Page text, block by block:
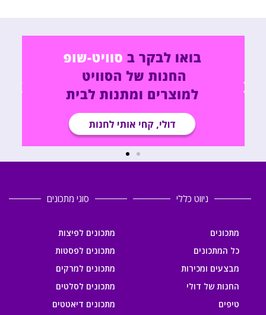
ניווט כללי
מתכונים
כל המתכונים
מבצעים ומכירות
החנות של דולי
טיפים
סוגי מתכונים
מתכונים לפיצות
מתכונים לפסטות
מתכונים למרקים
מתכונים לסלטים
מתכונים דיאטטים